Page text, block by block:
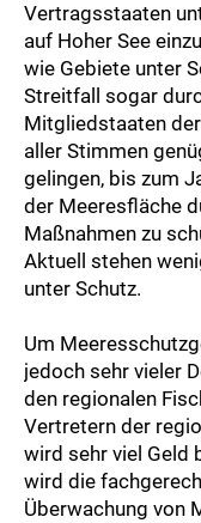
Vertragsstaaten
auf Hoher See
wie Gebiete unter
Streitfall sogar
Mitgliedstaaten
aller Stimmen
gelingen, bis zum
der Meeresfläche
Maßnahmen zu
Aktuell stehen
unter Schutz.
Um
jedoch sehr vieler
den regionalen
Vertretern der
wird sehr viel Geld
wird die
Überwachung von